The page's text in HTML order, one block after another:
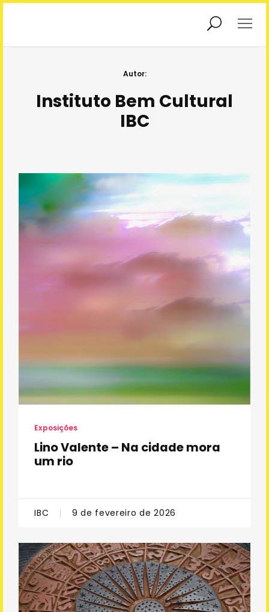
Podcasts Agendamento
Sobre Nós
Autor:
Instituto Bem Cultural
IBC
Exposições
Lino Valente – Na cidade mora
um rio
IBC 9 de fevereiro de 2026